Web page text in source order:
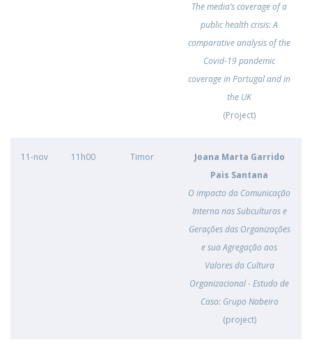
The media’s coverage of a
public health crisis: A
comparative analysis of the
Covid-19 pandemic
coverage in Portugal and in
the UK
(Project)
11-nov 11h00 Timor
Joana Marta Garrido
Pais Santana
O impacto da Comunicação
Interna nas Subculturas e
Gerações das Organizações
e sua Agregação aos
Valores da Cultura
Organizacional - Estudo de
Caso: Grupo Nabeiro
(project)